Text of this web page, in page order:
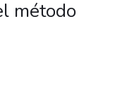
método